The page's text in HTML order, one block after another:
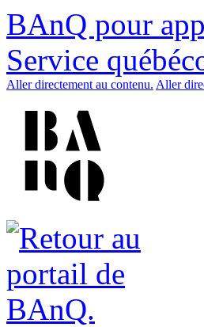
BAnQ pour
Service
Aller directement au contenu. Aller